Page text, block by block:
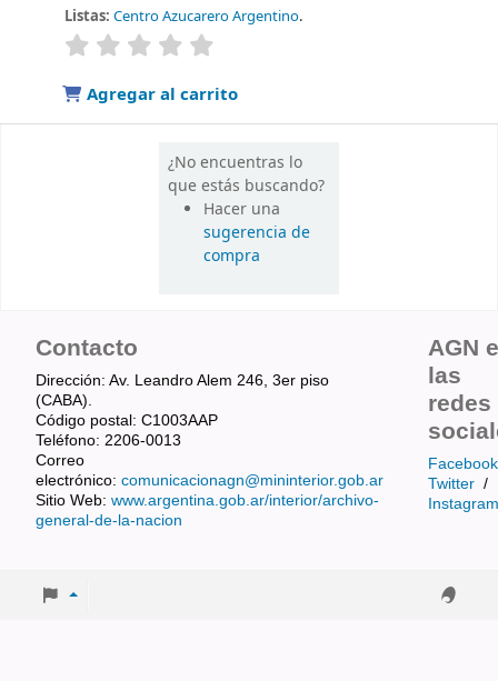
Listas: Centro Azucarero Argentino.
valoración
Agregar al carrito
¿No encuentras lo
que estás buscando?
Hacer una
sugerencia de
compra
Contacto
Dirección: Av. Leandro Alem 246, 3er piso
(CABA).
Código postal: C1003AAP
Teléfono: 2206-0013
Correo
electrónico: comunicacionagn@mininterior.gob.ar
Sitio Web: www.argentina.gob.ar/interior/archivo-
general-de-la-nacion
AGN
las
redes
Facebook
Twitter /
Instagram